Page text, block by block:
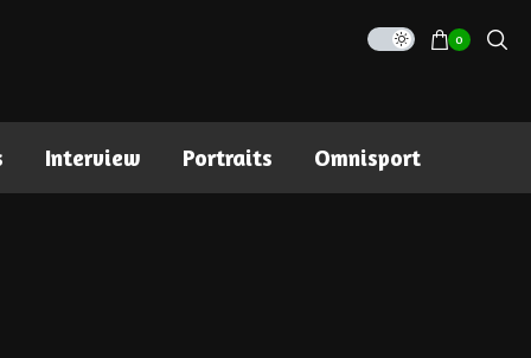
0
Interview Portraits Omnisport